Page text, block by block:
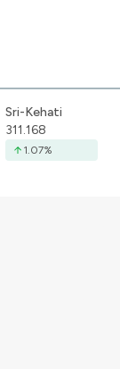
Sri-Kehati
311.168
1.07%